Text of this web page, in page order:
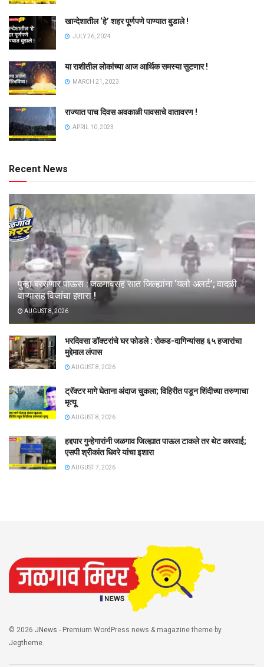
खान्देशातील ‘हे’ शहर पूर्णपणे पाण्यात बुडाले !
JULY 26, 2024
या राशीतील लोकांच्या आज आर्थिक समस्या सुटणार !
MARCH 21, 2023
राज्यात पाच दिवस अवकाळी पावसाचे वातावरण !
APRIL 10, 2023
Recent News
पुन्हा बरसणार पाऊस : जळगावसह सात जिल्ह्यांना ‘यलो अलर्ट’; वादळी
वाऱ्यासह विजांचा इशारा !
AUGUST 8, 2026
भरदिवसा डॉक्टरांचे घर फोडले : रोकड-दागिन्यांसह ६५ हजारांचा
मुद्देमाल लंपास
AUGUST 8, 2026
ट्रॅक्टर मागे घेताना अंदाज चुकला; विहिरीत पडून शिंदीच्या तरुणाचा
मृत्यू
AUGUST 8, 2026
हद्दपार गुन्हेगारांनी जळगाव जिल्ह्यात पाऊल टाकले तर थेट कारवाई;
एसपी श्रीकांत धिवरे यांचा इशारा
AUGUST 7, 2026
© 2026 JNews - Premium WordPress news & magazine theme by
Jegtheme